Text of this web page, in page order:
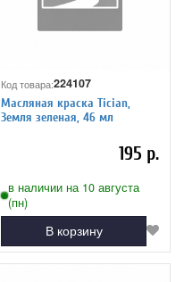
Код товара:224107
Масляная краска Tician,
Земля зеленая, 46 мл
195 р.
в наличии на 10 августа
(пн)
В корзину